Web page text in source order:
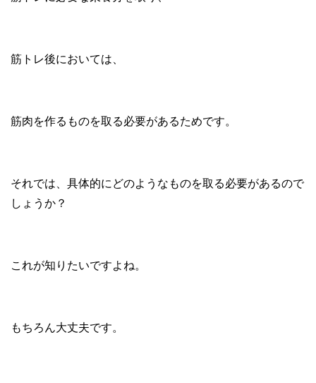
筋トレ後においては、
筋肉を作るものを取る必要があるためです。
それでは、具体的にどのようなものを取る必要があるので
しょうか？
これが知りたいですよね。
もちろん大丈夫です。